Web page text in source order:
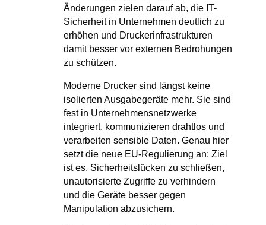
Änderungen zielen darauf ab, die IT-
Sicherheit in Unternehmen deutlich zu
erhöhen und Druckerinfrastrukturen
damit besser vor externen Bedrohungen
zu schützen.
Moderne Drucker sind längst keine
isolierten Ausgabegeräte mehr. Sie sind
fest in Unternehmensnetzwerke
integriert, kommunizieren drahtlos und
verarbeiten sensible Daten. Genau hier
setzt die neue EU-Regulierung an: Ziel
ist es, Sicherheitslücken zu schließen,
unautorisierte Zugriffe zu verhindern
und die Geräte besser gegen
Manipulation abzusichern.